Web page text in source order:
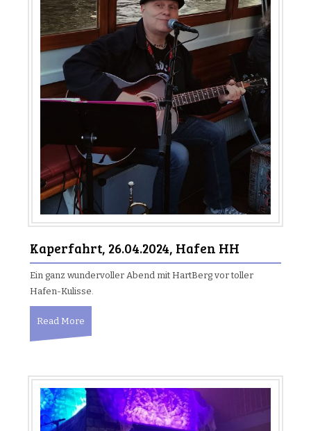
Kaperfahrt, 26.04.2024, Hafen HH
Ein ganz wundervoller Abend mit HartBerg vor toller
Hafen-Kulisse.
Read More